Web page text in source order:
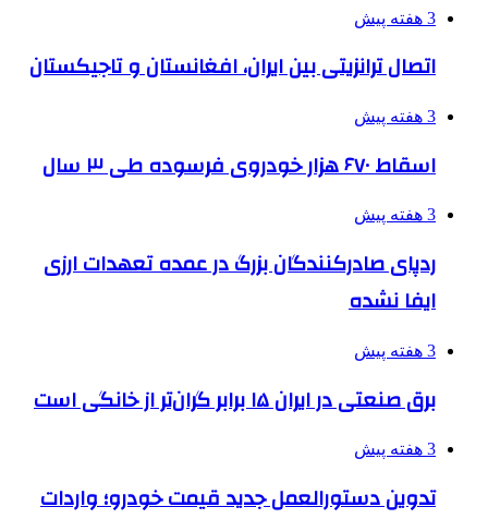
3 هفته پیش
اتصال ترانزیتی بین ایران، افغانستان و تاجیکستان
3 هفته پیش
اسقاط ۶۷۰ هزار خودروی فرسوده طی ۳ سال
3 هفته پیش
ردپای صادرکنندگان بزرگ در عمده تعهدات ارزی
ایفا نشده
3 هفته پیش
برق صنعتی در ایران ۱۵ برابر گران‌تر از خانگی است
3 هفته پیش
تدوین دستورالعمل جدید قیمت خودرو؛ واردات